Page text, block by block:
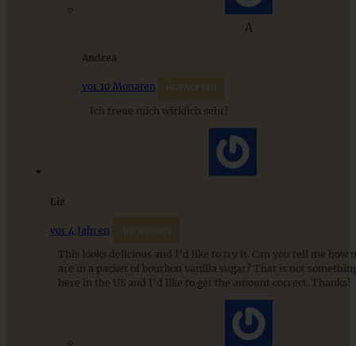
“Köstlich backen mit Äpfeln” – mein zweites Buch und
saftiger Apfel-Walnuss-Streusel-Kuchen
Cremiges Lemon Posset - die einfachste Zitronencreme in
A
Andrea
vor 10 Monaten Antworten
Ich freue mich wirklich sehr!
Liz
vor 4 Jahren Antworten
This looks delicious and I’d like to try it. Can you tell me how
are in a packet of bourbon vanilla sugar? That is not
here in the US and I’d like to get the amount correct. Thanks!